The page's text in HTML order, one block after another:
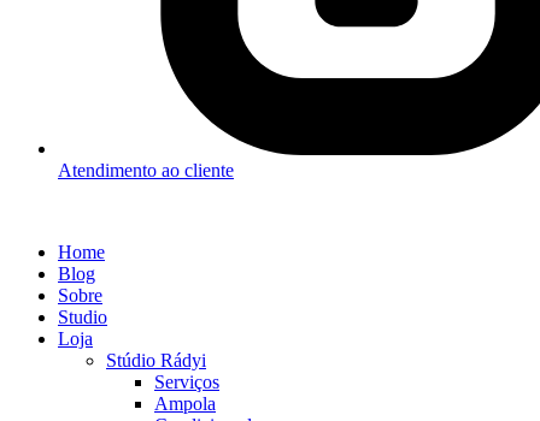
Atendimento ao cliente
Home
Blog
Sobre
Studio
Loja
Stúdio Rádyi
Serviços
Ampola